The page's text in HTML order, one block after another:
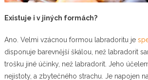
Existuje i v jiných formách?
Ano. Velmi vzácnou formou labradoritu je
disponuje barevnější škálou, než labradorit
trošku jiné účinky, než labradorit. Jeho
nejistoty, a zbytečného strachu. Je napojen